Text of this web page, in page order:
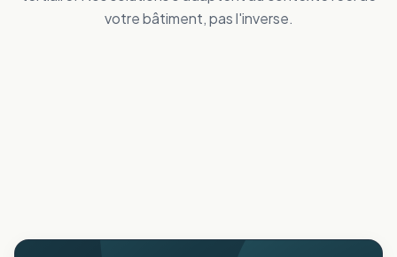
votre bâtiment, pas l'inverse.
Tertiaire